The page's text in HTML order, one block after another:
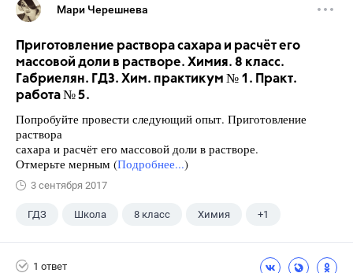
Мари Черешнева
Приготовление раствора сахара и расчёт его
массовой доли в растворе. Химия. 8 класс.
Габриелян. ГДЗ. Хим. практикум № 1. Практ.
работа № 5.
Попробуйте провести следующий опыт. Приготовление
раствора
сахара и расчёт его массовой доли в растворе.
Отмерьте мерным (Подробнее...)
3 сентября 2017
ГДЗ Школа 8 класс Химия +1
1 ответ